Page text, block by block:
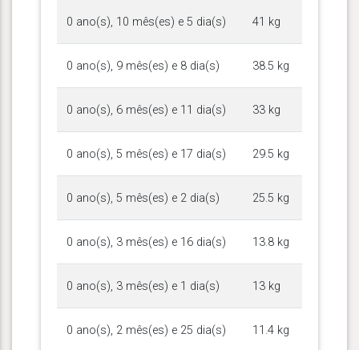
0 ano(s), 10 mês(es) e 5 dia(s) 41 kg
0 ano(s), 9 mês(es) e 8 dia(s) 38.5 kg
0 ano(s), 6 mês(es) e 11 dia(s) 33 kg
0 ano(s), 5 mês(es) e 17 dia(s) 29.5 kg
0 ano(s), 5 mês(es) e 2 dia(s) 25.5 kg
0 ano(s), 3 mês(es) e 16 dia(s) 13.8 kg
0 ano(s), 3 mês(es) e 1 dia(s) 13 kg
0 ano(s), 2 mês(es) e 25 dia(s) 11.4 kg